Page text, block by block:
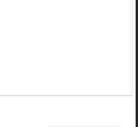
fÃ¶r en Honda TRX 350 FE 2005
EFI
Jag betalar bra och du kan nÃÂ¥